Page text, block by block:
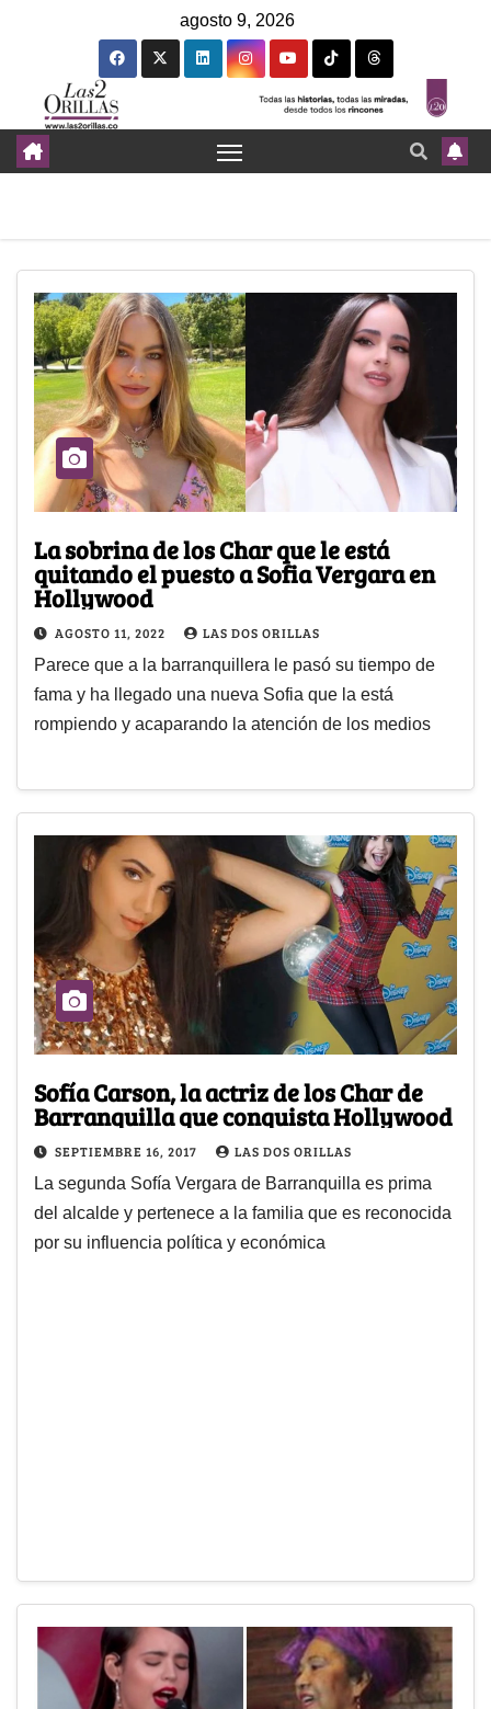
agosto 9, 2026
La sobrina de los Char que le está
quitando el puesto a Sofia Vergara en
Hollywood
AGOSTO 11, 2022 LAS DOS ORILLAS
Parece que a la barranquillera le pasó su tiempo de
fama y ha llegado una nueva Sofia que la está
rompiendo y acaparando la atención de los medios
Sofía Carson, la actriz de los Char de
Barranquilla que conquista Hollywood
SEPTIEMBRE 16, 2017 LAS DOS ORILLAS
La segunda Sofía Vergara de Barranquilla es prima
del alcalde y pertenece a la familia que es reconocida
por su influencia política y económica